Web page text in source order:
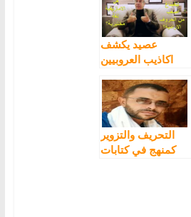
عصيد يكشف
اكاذيب العروبيين
اللغة الامازيغية
التحريف والتزوير
كمنهج في كتابات